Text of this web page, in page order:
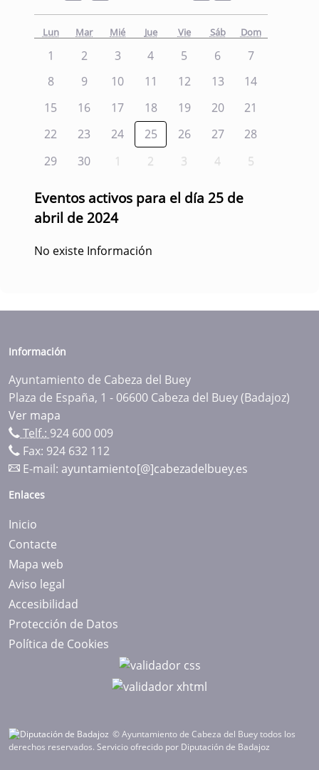
Lun Mar Mié Jue Vie Sáb Dom
1 2 3 4 5 6
7
8
9 10 11 12 13
14
15
16 17 18 19 20
21
22
23 24 25 26 27
28
29
30 1 2 3 4 5
Eventos activos para el día 25 de
abril de 2024
No existe Información
Información
Ayuntamiento de Cabeza del Buey
Plaza de España, 1 - 06600 Cabeza del Buey (Badajoz)
Ver mapa
Telf.: 924 600 009
Fax: 924 632 112
E-mail: ayuntamiento[@]cabezadelbuey.es
Enlaces
Inicio
Contacte
Mapa web
Aviso legal
Accesibilidad
Protección de Datos
Política de Cookies
© Ayuntamiento de Cabeza del Buey todos los
derechos reservados. Servicio ofrecido por Diputación de Badajoz